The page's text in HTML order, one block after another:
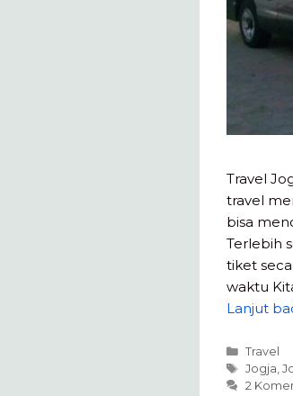
Travel
travel
bisa
Terlebih
tiket
waktu
Lanjut
Kategori
Travel
Tag
Jogja
2